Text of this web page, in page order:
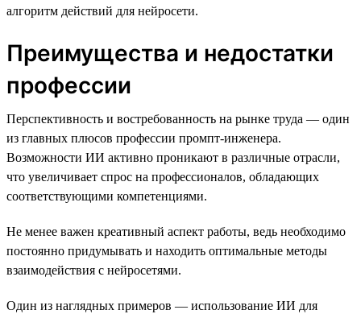
алгоритм действий для нейросети.
Преимущества и недостатки
профессии
Перспективность и востребованность на рынке труда — один
из главных плюсов профессии промпт-инженера.
Возможности ИИ активно проникают в различные отрасли,
что увеличивает спрос на профессионалов, обладающих
соответствующими компетенциями.
Не менее важен креативный аспект работы, ведь необходимо
постоянно придумывать и находить оптимальные методы
взаимодействия с нейросетями.
Один из наглядных примеров — использование ИИ для